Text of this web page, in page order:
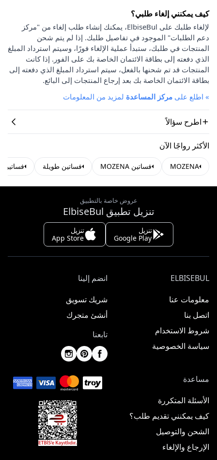
كيف يمكنني إلغاء طلبي؟
لإلغاء طلبك على ElbiseBul، يمكنك إنشاء طلب إلغاء من "مركز
دعم الطلبات" الموجود في تفاصيل طلبك. إذا لم يتم شحن
المنتجات في طلبك، ستبدأ عملية الإلغاء فورًا، وسيتم استرداد المبلغ
الذي دفعته إلى بطاقة الائتمان الخاصة بك على الفور. إذا كانت
المنتجات قد تم شحنها بالفعل، سيتم استرداد المبلغ الذي دفعته إلى
بطاقة الائتمان الخاصة بك بعد إرجاع المنتجات إلى البائع.
» اطلع على مركز المساعدة لمزيد من المعلومات
اطرح سؤالاً
الأكثر رواجًا الآن
MOZENA فساتين MOZENA فساتين طويلة فساتين
عروض خاصة بالتطبيق
تنزيل تطبيق ElbiseBul
تنزيل
Google Play
تنزيل
App Store
ELBISEBUL
معلومات عنا
اتصل بنا
شروط الاستخدام
سياسة الخصوصية
انضم إلينا
شريك تسويق
أنشئ متجرك
تابعنا
مساعدة
الأسئلة المتكررة
كيف يمكنني تقديم طلب؟
الشحن والتوصيل
الإرجاع والإلغاء